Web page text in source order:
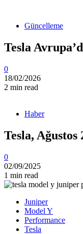
Güncelleme
Tesla
0
18/02/2026
2 min read
Haber
Tesla,
0
02/09/2025
1 min read
Juniper
Model Y
Performance
Tesla